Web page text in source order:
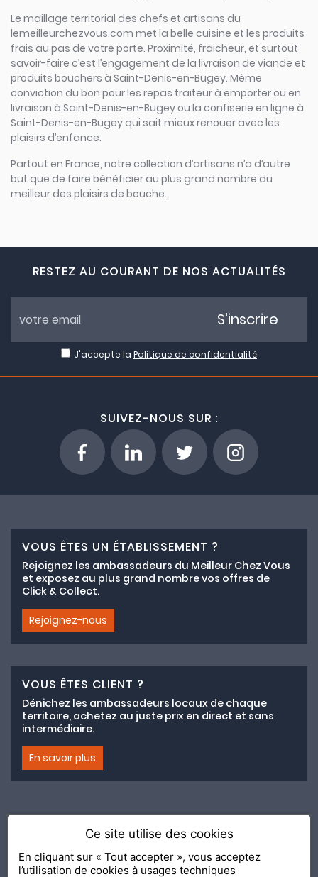
Le maillage territorial des chefs et artisans du
lemeilleurchezvous.com met la belle cuisine et les produits
frais au pas de votre porte. Proximité, fraicheur, et surtout
savoir-faire c’est l’engagement de la livraison de viande et
produits bouchers à Saint-Denis-en-Bugey. Même
conviction du bon pour les repas traiteur à emporter ou en
livraison à Saint-Denis-en-Bugey ou la confiserie en ligne à
Saint-Denis-en-Bugey qui sait mieux renouer avec les
plaisirs d’enfance.
Partout en France, notre collection d’artisans n’a d’autre
but que de faire bénéficier au plus grand nombre du
meilleur des plaisirs de bouche.
RESTEZ AU COURANT DE NOS ACTUALITÉS
J'accepte la Politique de confidentialité
S'inscrire
SUIVEZ-NOUS SUR :
VOUS ÊTES UN ÉTABLISSEMENT ?
Rejoignez les ambassadeurs du Meilleur Chez Vous
et exposez au plus grand nombre vos offres de
Click & Collect.
Rejoignez-nous
VOUS ÊTES CLIENT ?
Dénichez les ambassadeurs locaux de chaque
territoire, achetez au juste prix en direct et sans
intermédiaire.
En savoir plus
Adhésion au collectif lemeilleurchezvous.com
Nous contacter Nos Ambassadeurs Présentation
Ce site utilise des cookies
En cliquant sur « Tout accepter », vous acceptez
l’utilisation de cookies à usages techniques